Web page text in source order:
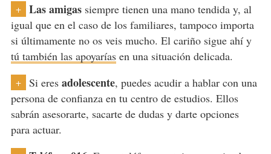
+ Las amigassiempre tienen una mano tendida y, al
igual que en el caso de los familiares, tampoco importa
si últimamente no os veis mucho. El cariño sigue ahí y
tú también las apoyaríasen una situación delicada.
+ Si eres adolescente, puedes acudir a hablar con una
persona de confianza en tu centro de estudios. Ellos
sabrán asesorarte, sacarte de dudas y darte opciones
para actuar.